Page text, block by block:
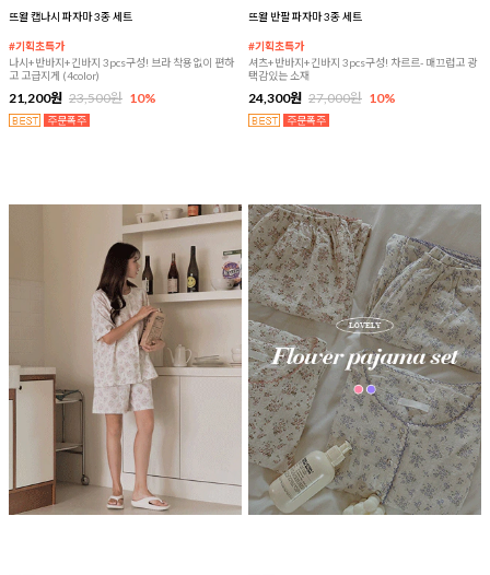
뜨왈 캡나시 파자마 3종 세트
#기획초특가
나시+반바지+긴바지 3pcs구성! 브라 착용없이 편하
고 고급지게 (4color)
21,200원 23,500원 10%
뜨왈 반팔 파자마 3종 세트
#기획초특가
셔츠+반바지+긴바지 3pcs구성! 차르르- 매끄럽고 광
택감있는 소재
24,300원 27,000원 10%